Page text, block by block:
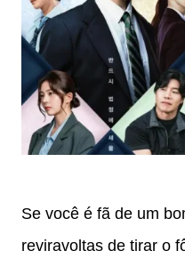
Se você é fã de um
reviravoltas de tirar o